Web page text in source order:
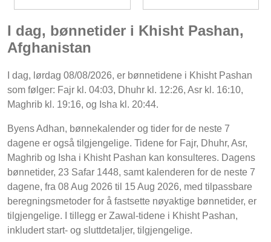
I dag, bønnetider i Khisht Pashan,
Afghanistan
I dag, lørdag 08/08/2026, er bønnetidene i Khisht Pashan
som følger: Fajr kl. 04:03, Dhuhr kl. 12:26, Asr kl. 16:10,
Maghrib kl. 19:16, og Isha kl. 20:44.
Byens Adhan, bønnekalender og tider for de neste 7
dagene er også tilgjengelige. Tidene for Fajr, Dhuhr, Asr,
Maghrib og Isha i Khisht Pashan kan konsulteres. Dagens
bønnetider, 23 Safar 1448, samt kalenderen for de neste 7
dagene, fra 08 Aug 2026 til 15 Aug 2026, med tilpassbare
beregningsmetoder for å fastsette nøyaktige bønnetider, er
tilgjengelige. I tillegg er Zawal-tidene i Khisht Pashan,
inkludert start- og sluttdetaljer, tilgjengelige.